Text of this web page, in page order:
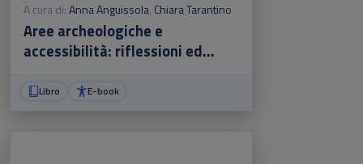
A cura di:Anna Anguissola, Chiara Tarantino
Aree archeologiche e
accessibilità: riflessioni ed
Libro E-book